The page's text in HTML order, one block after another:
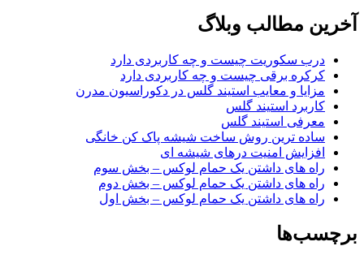
آخرین مطالب وبلاگ
درب سکوریت چیست و چه کاربردی دارد
کرکره برقی چیست و چه کاربردی دارد
مزایا و معایب استیند گلس در دکوراسیون مدرن
کاربرد استیند گلس
معرفی استیند گلس
ساده ترین روش ساخت شیشه پاک کن خانگی
افزایش امنیت درهای شیشه ای
راه های داشتن یک حمام لوکس – بخش سوم
راه های داشتن یک حمام لوکس – بخش دوم
راه های داشتن یک حمام لوکس – بخش اول
برچسب‌ها